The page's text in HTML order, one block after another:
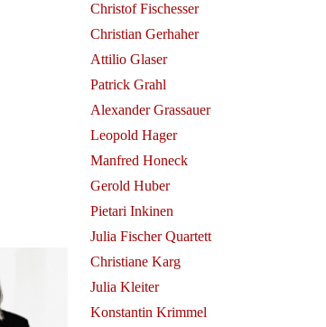
Christof Fischesser
Christian Gerhaher
Attilio Glaser
Patrick Grahl
Alexander Grassauer
Leopold Hager
Manfred Honeck
Gerold Huber
Pietari Inkinen
Julia Fischer Quartett
Christiane Karg
Julia Kleiter
Konstantin Krimmel